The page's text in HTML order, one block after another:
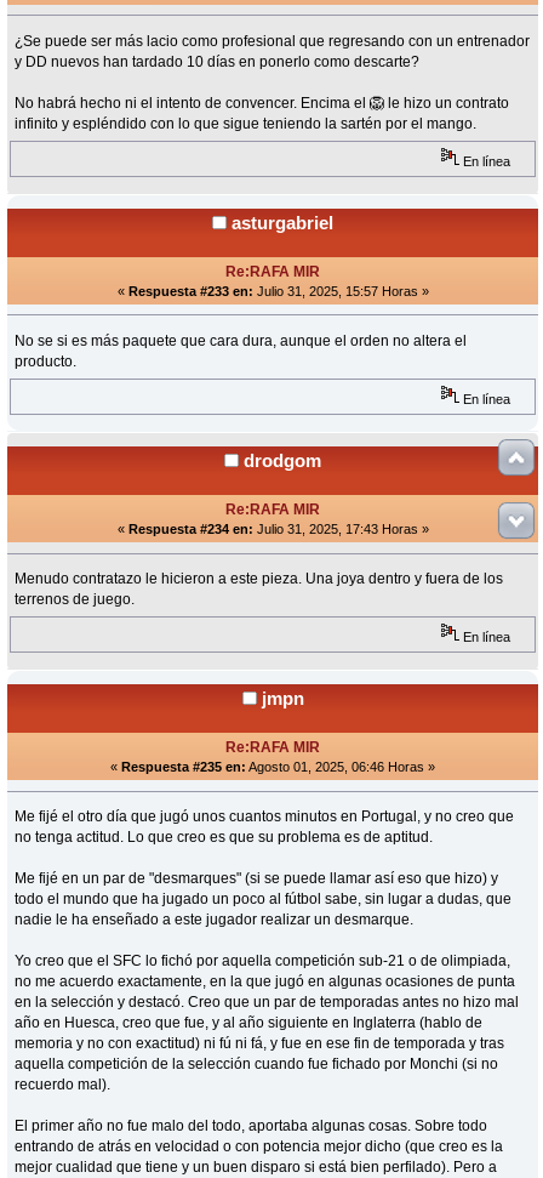
¿Se puede ser más lacio como profesional que regresando con un entrenador
y DD nuevos han tardado 10 días en ponerlo como descarte?
No habrá hecho ni el intento de convencer. Encima el 🦁 le hizo un contrato
infinito y espléndido con lo que sigue teniendo la sartén por el mango.
En línea
asturgabriel
Re:RAFA MIR
« Respuesta #233 en: Julio 31, 2025, 15:57 Horas »
No se si es más paquete que cara dura, aunque el orden no altera el
producto.
En línea
drodgom
Re:RAFA MIR
« Respuesta #234 en: Julio 31, 2025, 17:43 Horas »
Menudo contratazo le hicieron a este pieza. Una joya dentro y fuera de los
terrenos de juego.
En línea
jmpn
Re:RAFA MIR
« Respuesta #235 en: Agosto 01, 2025, 06:46 Horas »
Me fijé el otro día que jugó unos cuantos minutos en Portugal, y no creo que
no tenga actitud. Lo que creo es que su problema es de aptitud.
Me fijé en un par de "desmarques" (si se puede llamar así eso que hizo) y
todo el mundo que ha jugado un poco al fútbol sabe, sin lugar a dudas, que
nadie le ha enseñado a este jugador realizar un desmarque.
Yo creo que el SFC lo fichó por aquella competición sub-21 o de olimpiada,
no me acuerdo exactamente, en la que jugó en algunas ocasiones de punta
en la selección y destacó. Creo que un par de temporadas antes no hizo mal
año en Huesca, creo que fue, y al año siguiente en Inglaterra (hablo de
memoria y no con exactitud) ni fú ni fá, y fue en ese fin de temporada y tras
aquella competición de la selección cuando fue fichado por Monchi (si no
recuerdo mal).
El primer año no fue malo del todo, aportaba algunas cosas. Sobre todo
entrando de atrás en velocidad o con potencia mejor dicho (que creo es la
mejor cualidad que tiene y un buen disparo si está bien perfilado). Pero a